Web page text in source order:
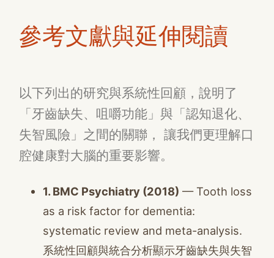
參考文獻與延伸閱讀
以下列出的研究與系統性回顧，說明了
「牙齒缺失、咀嚼功能」與「認知退化、
失智風險」之間的關聯， 讓我們更理解口
腔健康對大腦的重要影響。
1. BMC Psychiatry (2018) — Tooth loss
as a risk factor for dementia:
systematic review and meta-analysis.
系統性回顧與統合分析顯示牙齒缺失與失智